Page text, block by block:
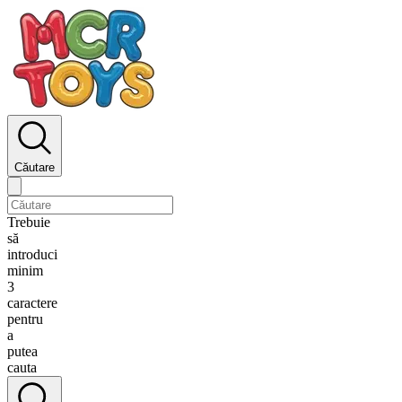
Căutare
Trebuie
să
introduci
minim
3
caractere
pentru
a
putea
cauta